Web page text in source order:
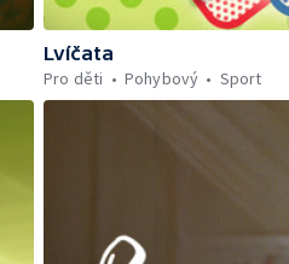
Lvíčata
Pro děti
Pohybový Sport